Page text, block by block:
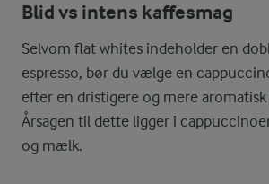
Blid vs intens kaffesmag
Selvom flat whites indeholder en
espresso, bør du vælge en
efter en dristigere og mere aromatisk
Årsagen til dette ligger i
og mælk.